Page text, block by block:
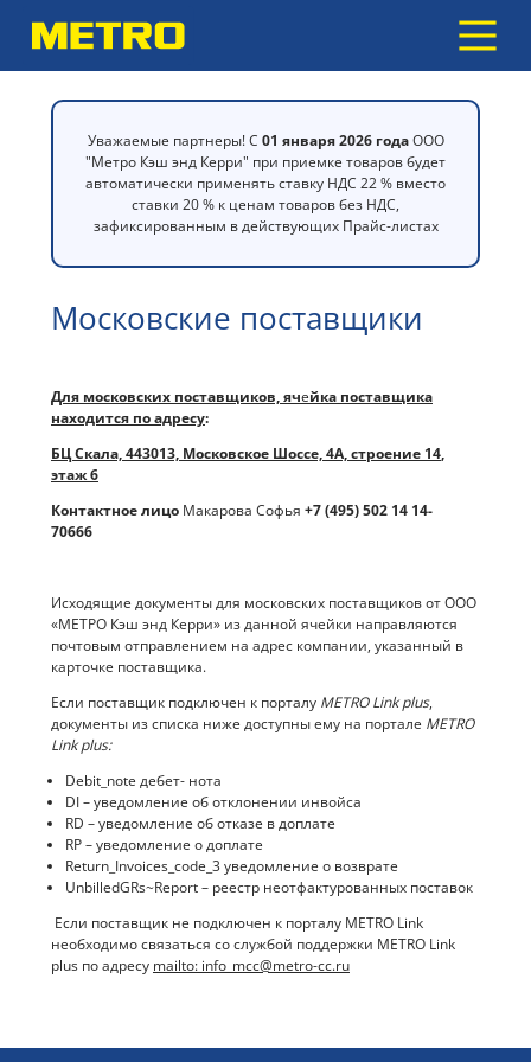
Уважаемые партнеры! С 01 января 2026 годаООО
"Метро Кэш энд Керри" при приемке товаров будет
автоматически применять ставку НДС 22 % вместо
ставки 20 % к ценам товаров без НДС,
зафиксированным в действующих Прайс-листах
Московские поставщики
Для московских поставщиков, ячейка поставщика
находится по адресу:
БЦ Скала, 443013, Московское Шоссе, 4А, строение 14,
этаж 6
Контактное лицо Макарова Софья +7 (495) 502 14 14-
70666
Исходящие документы для московских поставщиков от ООО
«МЕТРО Кэш энд Керри» из данной ячейки направляются
почтовым отправлением на адрес компании, указанный в
карточке поставщика.
Если поставщик подключен к порталу METRO Link plus,
документы из списка ниже доступны ему на портале METRO
Link plus:
Debit_note дебет- нота
DI – уведомление об отклонении инвойса
RD – уведомление об отказе в доплате
RP – уведомление о доплате
Return_Invoices_code_3 уведомление о возврате
UnbilledGRs~Report – реестр неотфактурованных поставок
Если поставщик не подключен к порталу METRO Link
необходимо связаться со службой поддержки METRO Link
plus по адресу mailto: info_mcc@metro-cc.ru